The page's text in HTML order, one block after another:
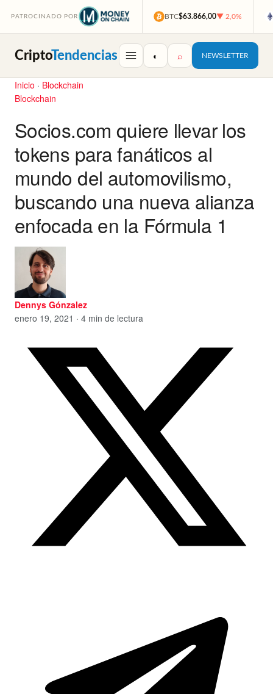
PATROCINADO POR BTC$63.866,00▼ 2,0%
CriptoTendencias ◐ ⌕ NEWSLETTER
Inicio · Blockchain
Blockchain
Socios.com quiere llevar los
tokens para fanáticos al
mundo del automovilismo,
buscando una nueva alianza
enfocada en la Fórmula 1
Dennys Gónzalez
enero 19, 2021 · 4 min de lectura